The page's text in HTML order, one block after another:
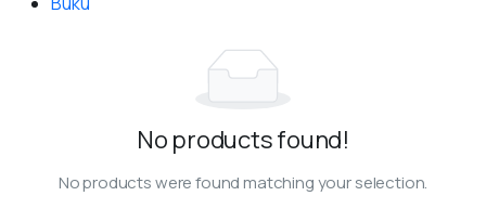
No products found!
No products were found matching your selection.